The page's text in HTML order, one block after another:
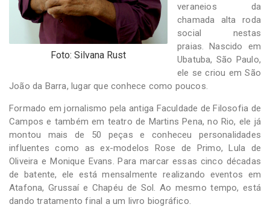
Foto: Silvana Rust
veraneios da
chamada alta roda
social nestas
praias. Nascido em
Ubatuba, São Paulo,
ele se criou em São
João da Barra, lugar que conhece como poucos.
Formado em jornalismo pela antiga Faculdade de Filosofia de
Campos e também em teatro de Martins Pena, no Rio, ele já
montou mais de 50 peças e conheceu personalidades
influentes como as ex-modelos Rose de Primo, Lula de
Oliveira e Monique Evans. Para marcar essas cinco décadas
de batente, ele está mensalmente realizando eventos em
Atafona, Grussaí e Chapéu de Sol. Ao mesmo tempo, está
dando tratamento final a um livro biográfico.